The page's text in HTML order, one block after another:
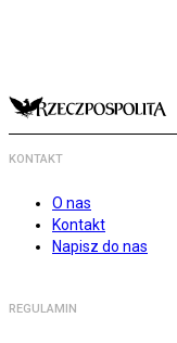
KONTAKT
O nas
Kontakt
Napisz do nas
REGULAMIN